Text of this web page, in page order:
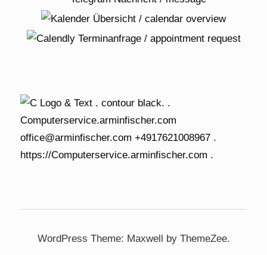
WordPress Theme: Maxwell by ThemeZee.